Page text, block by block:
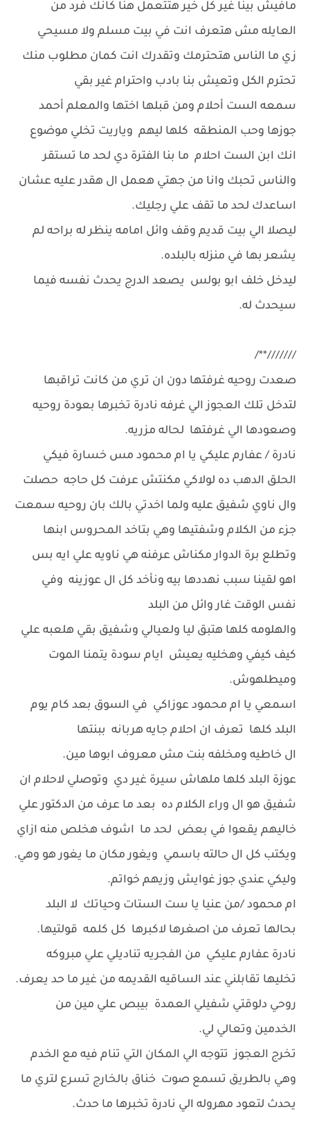
مافيش بينا غير كل خير هتتعمل هنا كانك فرد من
العايله مش هتعرف انت في بيت مسلم ولا مسيحي
زي ما الناس هتحترمك وتقدرك انت كمان مطلوب منك
تحترم الكل وتعيش بنا بادب واحترام غير بقي
سمعه الست أحلام ومن قبلها اختها والمعلم أحمد
جوزها وحب المنطقه كلها ليهم وياريت تخلي موضوع
انك ابن الست احلام ما بنا الفترة دي لحد ما تستقر
والناس تحبك وانا من جهتي هعمل ال هقدر عليه عشان
اساعدك لحد ما تقف علي رجليك.
ليصلا الي بيت قديم وقف وائل امامه ينظر له براحه لم
يشعر بها في منزله بالبلده.
ليدخل خلف ابو بولس يصعد الدرج يحدث نفسه فيما
سيحدث له.
///////**/
صعدت روحيه غرفتها دون ان تري من كانت تراقبها
لتدخل تلك العجوز الي غرفه نادرة تخبرها بعودة روحيه
وصعودها الي غرفتها لحاله مزريه.
نادرة / عفارم عليكي يا ام محمود مس خسارة فيكي
الحلق الدهب ده لولاكي مكنتش عرفت كل حاجه حصلت
وال ناوي شفيق عليه ولما اخدتي بالك بان روحيه سمعت
جزء من الكلام وشفتيها وهي بتاخد المحروس ابنها
وتطلع برة الدوار مكناش عرفنه هي ناويه علي ايه بس
اهو لقينا سبب نهددها بيه ونأخد كل ال عوزينه وفي
نفس الوقت غار وائل من البلد
والهلومه كلها هتبق ليا ولعيالي وشفيق بقي هلعبه علي
كيف كيفي وهخليه يعيش ايام سودة يتمنا الموت
وميطلهوش.
اسمعي يا ام محمود عوزاكي في السوق بعد كام يوم
البلد كلها تعرف ان احلام جايه هربانه ببنتها
ال خاطيه ومخلفه بنت مش معروف ابوها مين.
عوزة البلد كلها ملهاش سيرة غير دي وتوصلي لاحلام ان
شفيق هو ال وراء الكلام ده بعد ما عرف من الدكتور علي
خاليهم يقعوا في بعض لحد ما اشوف هخلص منه ازاي
ويكتب كل ال حالته باسمي ويغور مكان ما يغور هو وهي.
وليكي عندي جوز غوايش وزيهم خواتم.
ام محمود /من عنيا يا ست الستات وحياتك لا البلد
بحالها تعرف من اصغرها لاكبرها كل كلمه قولتيها.
نادرة عفارم عليكي من الفجريه تناديلي علي مبروكه
تخليها تقابلني عند الساقيه القديمه من غير ما حد يعرف.
روحي دلوقتي شفيلي العمدة بيبص علي مين من
الخدمين وتعالي لي.
تخرج العجوز تتوجه الي المكان التي تنام فيه مع الخدم
وهي بالطريق تسمع صوت خناق بالخارج تسرع لتري ما
يحدث لتعود مهروله الي نادرة تخبرها ما حدث.